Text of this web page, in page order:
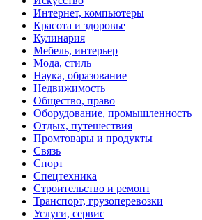
Интернет, компьютеры
Красота и здоровье
Кулинария
Мебель, интерьер
Мода, стиль
Наука, образование
Недвижимость
Общество, право
Оборудование, промышленность
Отдых, путешествия
Промтовары и продукты
Связь
Спорт
Спецтехника
Строительство и ремонт
Транспорт, грузоперевозки
Услуги, сервис